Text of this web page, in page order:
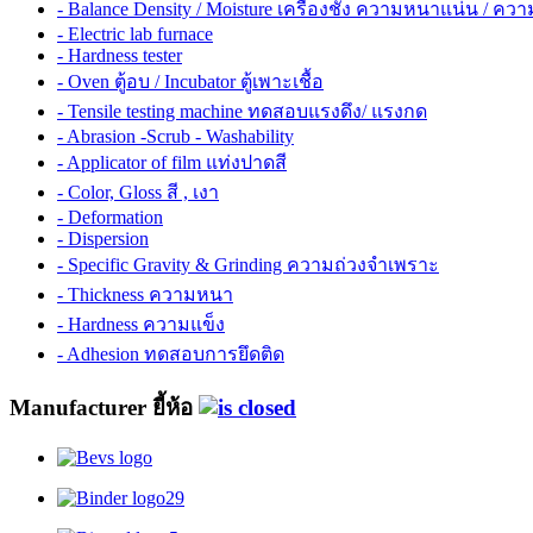
- Balance Density / Moisture เครื่องชั่ง ความหนาแน่น / คว
- Electric lab furnace
- Hardness tester
- Oven ตู้อบ / Incubator ตู้เพาะเชื้อ
- Tensile testing machine ทดสอบแรงดึง/ แรงกด
- Abrasion -Scrub - Washability
- Applicator of film แท่งปาดสี
- Color, Gloss สี , เงา
- Deformation
- Dispersion
- Specific Gravity & Grinding ความถ่วงจำเพราะ
- Thickness ความหนา
- Hardness ความแข็ง
- Adhesion ทดสอบการยึดติด
Manufacturer ยี้ห้อ